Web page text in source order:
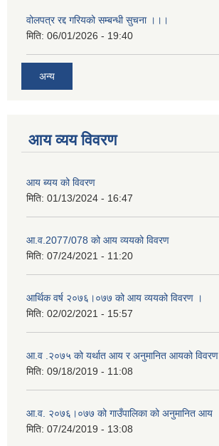
वोलपत्र रद्द गरियको सम्बन्धी सुचना ।।।
मिति: 06/01/2026 - 19:40
अन्य
आय व्यय विवरण
आय ब्यय को विवरण
मिति: 01/13/2024 - 16:47
आ.व.2077/078 को आय व्ययको विवरण
मिति: 07/24/2021 - 11:20
आर्थिक वर्ष २०७६।०७७ को आय व्ययको विवरण ।
मिति: 02/02/2021 - 15:57
आ.व .२०७५ को यर्थात आय र अनुमानित आयको विवरण
मिति: 09/18/2019 - 11:08
आ.व. २०७६।०७७ को गाउँपालिका को अनुमानित आय
मिति: 07/24/2019 - 13:08